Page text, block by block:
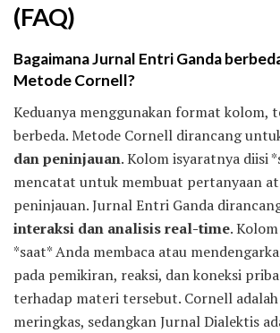
(FAQ)
Bagaimana Jurnal Entri Ganda
Metode Cornell?
Keduanya menggunakan format kolom,
berbeda. Metode Cornell dirancang
dan peninjauan. Kolom isyaratnya diisi
mencatat untuk membuat pertanyaan
peninjauan. Jurnal Entri Ganda
interaksi dan analisis real-time.
*saat* Anda membaca atau
pada pemikiran, reaksi, dan koneksi
terhadap materi tersebut. Cornell
meringkas, sedangkan Jurnal Dialektis